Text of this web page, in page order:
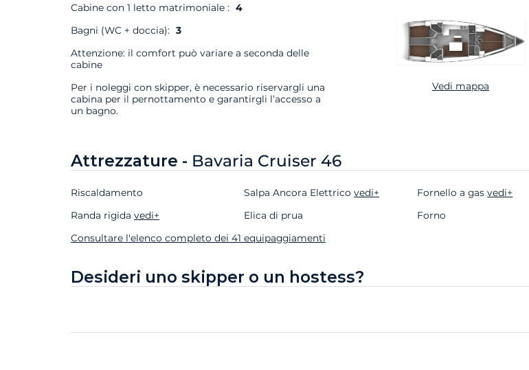
Cabine con 1 letto matrimoniale : 4
Bagni (WC + doccia): 3
Attenzione: il comfort può variare a seconda delle
cabine
Per i noleggi con skipper, è necessario riservargli una
cabina per il pernottamento e garantirgli l’accesso a
un bagno.
Vedi mappa
Attrezzature - Bavaria Cruiser 46
Riscaldamento
Randa rigida vedi+
Salpa Ancora Elettricovedi+
Elica di prua
Fornello a gasvedi+
Forno
Consultare l'elenco completo dei 41 equipaggiamenti
Desideri uno skipper o un hostess?